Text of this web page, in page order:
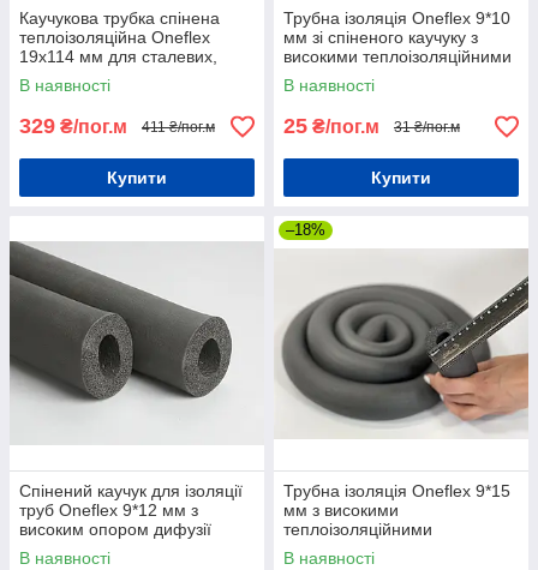
Каучукова трубка спінена
теплоізоляційна Oneflex
19х114 мм для сталевих,
мідних і пластмасових труб
В наявності
329 ₴/пог.м 411 ₴/пог.м
Купити
Трубна ізоляція Oneflex 9*10
мм зі спіненого каучуку з
високими теплоізоляційними
властивостями
В наявності
25 ₴/пог.м 31 ₴/пог.м
Купити
Спінений каучук для ізоляції
труб Oneflex 9*12 мм з
високим опором дифузії
водяної пари
В наявності
–18%
Трубна ізоляція Oneflex 9*15
мм з високими
теплоізоляційними
властивостями
В наявності